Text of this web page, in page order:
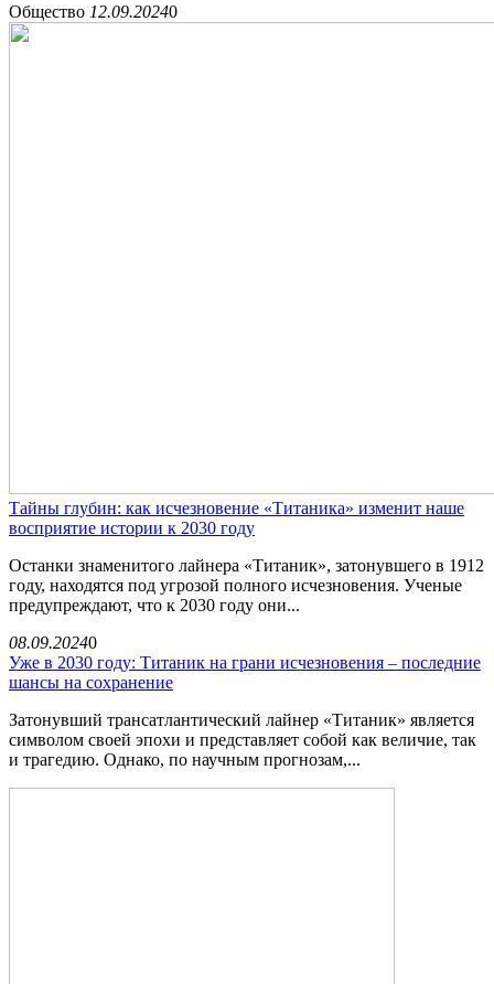
Общество 12.09.20240
Тайны глубин: как исчезновение «Титаника» изменит наше
восприятие истории к 2030 году
Останки знаменитого лайнера «Титаник», затонувшего в 1912
году, находятся под угрозой полного исчезновения. Ученые
предупреждают, что к 2030 году они...
08.09.20240
Уже в 2030 году: Титаник на грани исчезновения – последние
шансы на сохранение
Затонувший трансатлантический лайнер «Титаник» является
символом своей эпохи и представляет собой как величие, так
и трагедию. Однако, по научным прогнозам,...